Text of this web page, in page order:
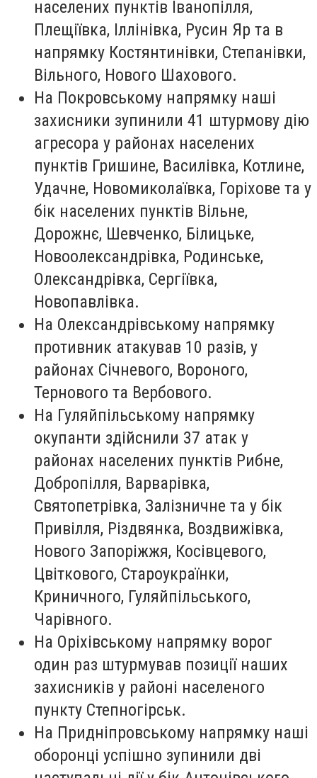
населених пунктів Іванопілля,
Плещіївка, Іллінівка, Русин Яр та в
напрямку Костянтинівки, Степанівки,
Вільного, Нового Шахового.
На Покровському напрямку наші
захисники зупинили 41 штурмову дію
агресора у районах населених
пунктів Гришине, Василівка, Котлине,
Удачне, Новомиколаївка, Горіхове та у
бік населених пунктів Вільне,
Дорожнє, Шевченко, Білицьке,
Новоолександрівка, Родинське,
Олександрівка, Сергіївка,
Новопавлівка.
На Олександрівському напрямку
противник атакував 10 разів, у
районах Січневого, Вороного,
Тернового та Вербового.
На Гуляйпільському напрямку
окупанти здійснили 37 атак у
районах населених пунктів Рибне,
Добропілля, Варварівка,
Святопетрівка, Залізничне та у бік
Привілля, Різдвянка, Воздвижівка,
Нового Запоріжжя, Косівцевого,
Цвіткового, Староукраїнки,
Криничного, Гуляйпільського,
Чарівного.
На Оріхівському напрямку ворог
один раз штурмував позиції наших
захисників у районі населеного
пункту Степногірськ.
На Придніпровському напрямку наші
оборонці успішно зупинили дві